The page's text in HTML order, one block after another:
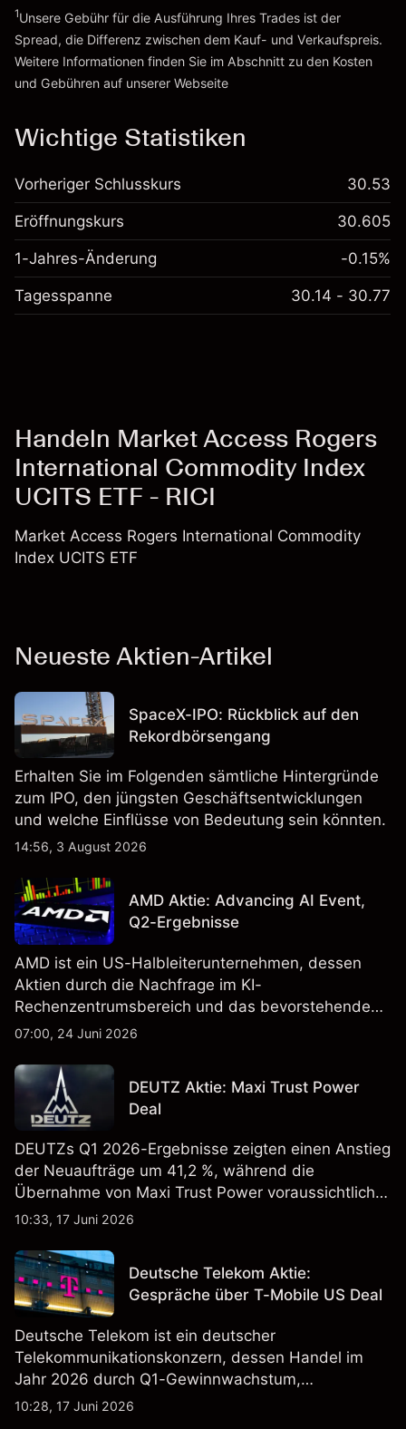
Geld aus Hebelwirkung ~ £3,000.00
Zur Plattform
1Unsere Gebühr für die Ausführung Ihres Trades ist der
Spread, die Differenz zwischen dem Kauf- und Verkaufspreis.
Weitere Informationen finden Sie im Abschnitt zu den Kosten
und Gebühren auf unserer Webseite
Wichtige Statistiken
Vorheriger Schlusskurs 30.53
Eröffnungskurs 30.605
1-Jahres-Änderung -0.15%
Tagesspanne 30.14 - 30.77
Handeln Market Access Rogers
International Commodity Index
UCITS ETF - RICI
Market Access Rogers International Commodity
Index UCITS ETF
Neueste Aktien-Artikel
SpaceX-IPO: Rückblick auf den
Rekordbörsengang
Erhalten Sie im Folgenden sämtliche Hintergründe
zum IPO, den jüngsten Geschäftsentwicklungen
und welche Einflüsse von Bedeutung sein könnten.
14:56, 3 August 2026
AMD Aktie: Advancing AI Event,
Q2-Ergebnisse
AMD ist ein US-Halbleiterunternehmen, dessen
Aktien durch die Nachfrage im KI-
Rechenzentrumsbereich und das bevorstehende
„Advancing AI 2026"-Event im Juli Aufmerksamkeit
Vergangenheit ist kein verlässlicher Indikator für
zukünftige Ergebnisse.
07:00, 24 Juni 2026
DEUTZ Aktie: Maxi Trust Power
Deal
DEUTZs Q1 2026-Ergebnisse zeigten einen Anstieg
der Neuaufträge um 41,2 %, während die
Übernahme von Maxi Trust Power voraussichtlich
40 Mio. € zum Umsatz von DEUTZ Energy
Vergangenheit ist kein verlässlicher Indikator für
zukünftige Ergebnisse.
10:33, 17 Juni 2026
Deutsche Telekom Aktie:
Gespräche über T-Mobile US Deal
Deutsche Telekom ist ein deutscher
Telekommunikationskonzern, dessen Handel im
Jahr 2026 durch Q1-Gewinnwachstum,
Aktienrückkäufe und Berichte über einen möglichen
10:28, 17 Juni 2026